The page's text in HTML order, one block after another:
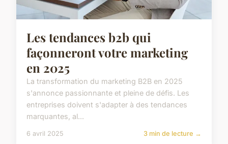
Les tendances b2b qui
façonneront votre marketing
en 2025
La transformation du marketing B2B en 2025
s'annonce passionnante et pleine de défis. Les
entreprises doivent s'adapter à des tendances
marquantes, al...
6 avril 2025 3 min de lecture →